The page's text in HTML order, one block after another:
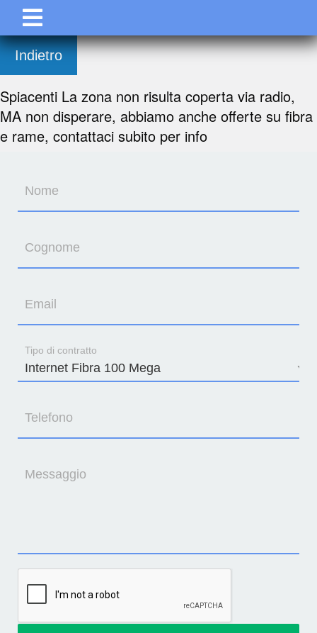
Indietro
Spiacenti La zona non risulta coperta via radio,
MA non disperare, abbiamo anche offerte su fibra
e rame, contattaci subito per info
Nome
Cognome
Email
Tipo di contratto
Telefono
Messaggio